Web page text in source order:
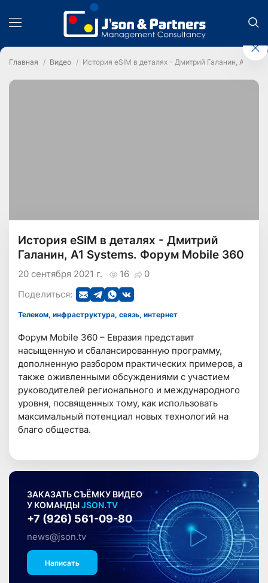
Главная Видео История eSIM в деталях - Дмитрий Галанин, A1
История eSIM в деталях - Дмитрий
Галанин, A1 Systems. Форум Mobile 360
16 0
20 сентября 2021 г.
Поделиться:
Телеком, инфраструктура, связь, интернет
Форум Mobile 360 – Евразия представит
насыщенную и сбалансированную программу,
дополненную разбором практических примеров, а
также оживленными обсуждениями с участием
руководителей регионального и международного
уровня, посвященныx томy, как использовать
максимальный потенциал новых технологий на
благо общества.
ЗАКАЗАТЬ СЪЁМКУ ВИДЕО
У КОМАНДЫJSON.TV
+7 (926) 561-09-80
news@json.tv
Написать